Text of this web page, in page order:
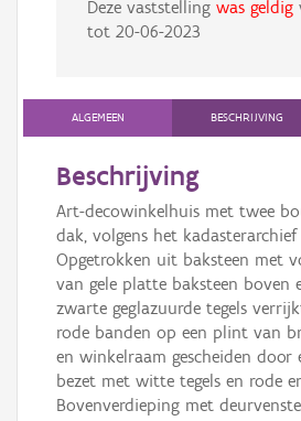
Deze vaststelling was geldig
tot 20-06-2023
ALGEMEEN BESCHRIJVING
Beschrijving
Art-decowinkelhuis met twee
dak, volgens het
Opgetrokken uit baksteen met
van gele platte baksteen boven
zwarte geglazuurde tegels
rode banden op een plint van
en winkelraam gescheiden door
bezet met witte tegels en rode
Bovenverdieping met